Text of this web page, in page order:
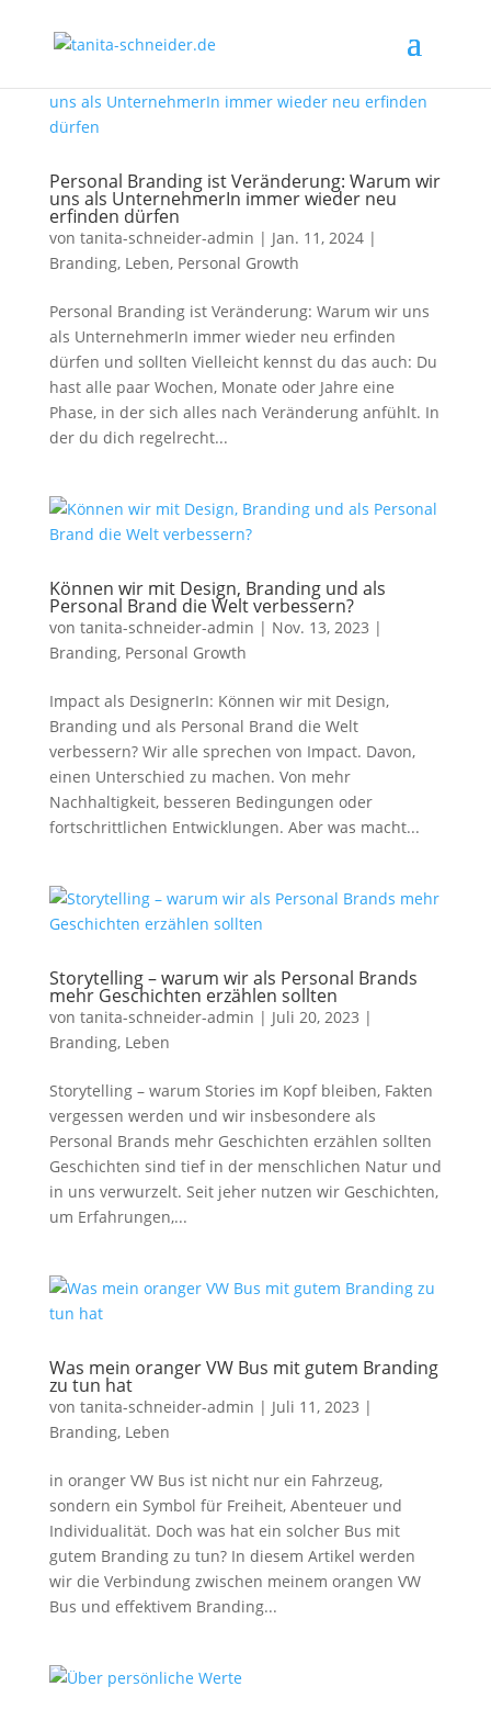
Personal Branding ist Veränderung: Warum wir
uns als UnternehmerIn immer wieder neu
erfinden dürfen
von tanita-schneider-admin | Jan. 11, 2024|
Branding, Leben, Personal Growth
Personal Branding ist Veränderung: Warum wir uns
als UnternehmerIn immer wieder neu erfinden
dürfen und sollten Vielleicht kennst du das auch: Du
hast alle paar Wochen, Monate oder Jahre eine
Phase, in der sich alles nach Veränderung anfühlt. In
der du dich regelrecht...
Können wir mit Design, Branding und als
Personal Brand die Welt verbessern?
von tanita-schneider-admin | Nov. 13, 2023 |
Branding, Personal Growth
Impact als DesignerIn: Können wir mit Design,
Branding und als Personal Brand die Welt
verbessern? Wir alle sprechen von Impact. Davon,
einen Unterschied zu machen. Von mehr
Nachhaltigkeit, besseren Bedingungen oder
fortschrittlichen Entwicklungen. Aber was macht...
Storytelling – warum wir als Personal Brands
mehr Geschichten erzählen sollten
von tanita-schneider-admin | Juli 20, 2023 |
Branding, Leben
Storytelling – warum Stories im Kopf bleiben, Fakten
vergessen werden und wir insbesondere als
Personal Brands mehr Geschichten erzählen sollten
Geschichten sind tief in der menschlichen Natur und
in uns verwurzelt. Seit jeher nutzen wir Geschichten,
um Erfahrungen,...
Was mein oranger VW Bus mit gutem Branding
zu tun hat
von tanita-schneider-admin | Juli 11, 2023 |
Branding, Leben
in oranger VW Bus ist nicht nur ein Fahrzeug,
sondern ein Symbol für Freiheit, Abenteuer und
Individualität. Doch was hat ein solcher Bus mit
gutem Branding zu tun? In diesem Artikel werden
wir die Verbindung zwischen meinem orangen VW
Bus und effektivem Branding...